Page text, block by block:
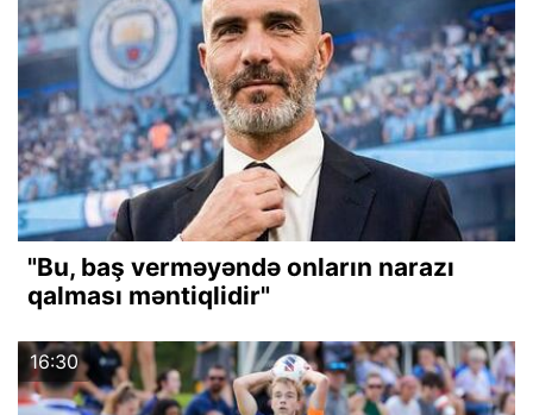
"Bu, baş verməyəndə onların narazı
qalması məntiqlidir"
16:30